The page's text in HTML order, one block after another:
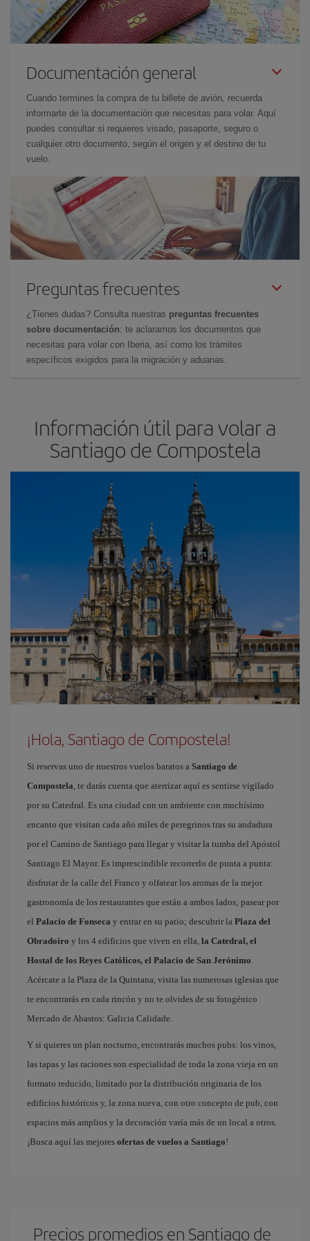
Documentación general
Cuando termines la compra de tu billete de avión, recuerda
informarte de la documentación que necesitas para volar. Aquí
puedes consultar si requieres visado, pasaporte, seguro o
cualquier otro documento, según el origen y el destino de tu
vuelo.
Preguntas frecuentes
¿Tienes dudas? Consulta nuestras preguntas frecuentes
sobre documentación: te aclaramos los documentos que
necesitas para volar con Iberia, así como los trámites
específicos exigidos para la migración y aduanas.
Información útil para volar a
Santiago de Compostela
¡Hola, Santiago de Compostela!
Si reservas uno de nuestros vuelos baratos a Santiago de
Compostela, te darás cuenta que aterrizar aquí es sentirse vigilado
por su Catedral. Es una ciudad con un ambiente con muchísimo
encanto que visitan cada año miles de peregrinos tras su andadura
por el Camino de Santiago para llegar y visitar la tumba del Apóstol
Santiago El Mayor. Es imprescindible recorrerlo de punta a punta:
disfrutar de la calle del Franco y olfatear los aromas de la mejor
gastronomía de los restaurantes que están a ambos lados; pasear por
el Palacio de Fonseca y entrar en su patio; descubrir la Plaza del
Obradoiro y los 4 edificios que viven en ella, la Catedral, el
Hostal de los Reyes Católicos, el Palacio de San Jerónimo.
Acércate a la Plaza de la Quintana, visita las numerosas iglesias que
te encontrarás en cada rincón y no te olvides de su fotogénico
Mercado de Abastos: Galicia Calidade.
Y si quieres un plan nocturno, encontrarás muchos pubs: los vinos,
las tapas y las raciones son especialidad de toda la zona vieja en un
formato reducido, limitado por la distribución originaria de los
edificios históricos y, la zona nueva, con otro concepto de pub, con
espacios más amplios y la decoración varía más de un local a otros.
¡Busca aquí las mejores ofertas de vuelos a Santiago!
Precios promedios en Santiago de